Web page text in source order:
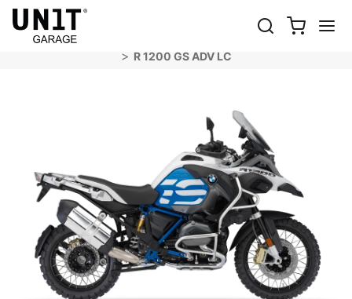
R 1200 GS ADV LC
Shop 自行车
R 1200 GS ADV LC